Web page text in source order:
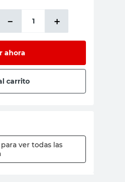
＋
－
ahora
carrito
para ver todas las